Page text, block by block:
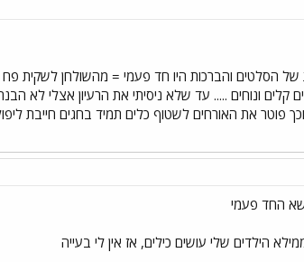
הסלטים והברכות היו חד פעמי = מהשולחן לשקית
ונוחים ..... עד שלא ניסיתי את הרעיון אצלי לא
פוטר את האורחים לשטוף כלים תמיד בחגים חייבת
הילדים שלי עושים כילים, אז אין לי בעייה